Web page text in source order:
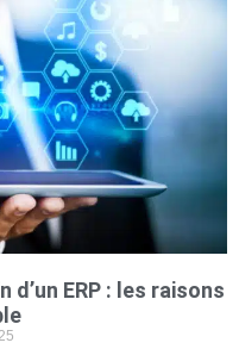
ERP : les raisons